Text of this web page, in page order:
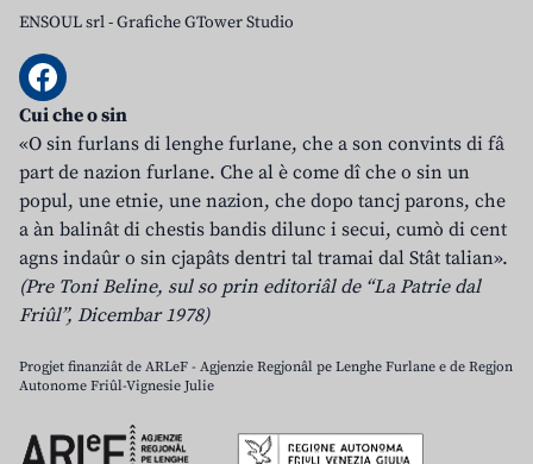
ENSOUL srl-Grafiche GTower Studio
Cui che o sin
«O sin furlans di lenghe furlane, che a son convints di fâ
part de nazion furlane. Che al è come dî che o sin un
popul, une etnie, une nazion, che dopo tancj parons, che
a àn balinât di chestis bandis dilunc i secui, cumò di cent
agns indaûr o sin cjapâts dentri tal tramai dal Stât talian».
(Pre Toni Beline, sul so prin editoriâl de “La Patrie dal
Friûl”, Dicembar 1978)
Progjet finanziât de ARLeF - Agjenzie Regjonâl pe Lenghe Furlane e de Regjon
Autonome Friûl-Vignesie Julie